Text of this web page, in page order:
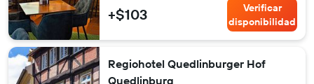
+$103
Verificar
disponibilidad
Regiohotel Quedlinburger Hof
Quedlinburg